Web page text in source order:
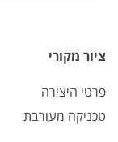
ציור מקורי
פרטי היצירה
טכניקה מעורבת